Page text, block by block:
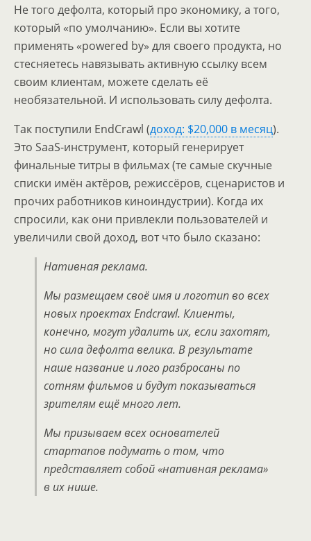
Не того дефолта, который про экономику, а того,
который «по умолчанию». Если вы хотите
применять «powered by» для своего продукта, но
стесняетесь навязывать активную ссылку всем
своим клиентам, можете сделать её
необязательной. И использовать силу дефолта.
Так поступили EndCrawl (доход: $20,000 в месяц).
Это SaaS-инструмент, который генерирует
финальные титры в фильмах (те самые скучные
списки имён актёров, режиссёров, сценаристов и
прочих работников киноиндустрии). Когда их
спросили, как они привлекли пользователей и
увеличили свой доход, вот что было сказано:
Нативная реклама.
Мы размещаем своё имя и логотип во всех
новых проектах Endcrawl. Клиенты,
конечно, могут удалить их, если захотят,
но сила дефолта велика. В результате
наше название и лого разбросаны по
сотням фильмов и будут показываться
зрителям ещё много лет.
Мы призываем всех основателей
стартапов подумать о том, что
представляет собой «нативная реклама»
в их нише.